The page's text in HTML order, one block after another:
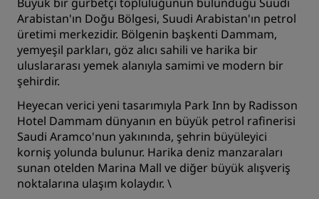
Arabistan'ın Doğu Bölgesi, Suudi Arabistan'ın petrol
üretimi merkezidir. Bölgenin başkenti Dammam,
yemyeşil parkları, göz alıcı sahili ve harika bir
uluslararası yemek alanıyla samimi ve modern bir
şehirdir.
Heyecan verici yeni tasarımıyla Park Inn by Radisson
Hotel Dammam dünyanın en büyük petrol rafinerisi
Saudi Aramco'nun yakınında, şehrin büyüleyici
korniş yolunda bulunur. Harika deniz manzaraları
sunan otelden Marina Mall ve diğer büyük alışveriş
noktalarına ulaşım kolaydır. \